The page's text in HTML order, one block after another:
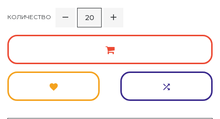
КОЛИЧЕСТВО